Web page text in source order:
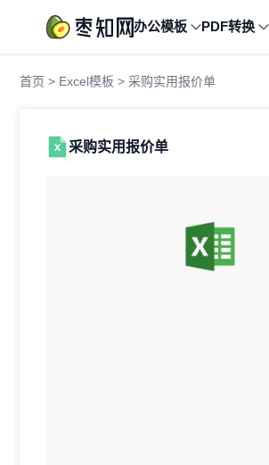
办公模板 PDF转换
首页 > Excel模板 > 采购实用报价单
采购实用报价单